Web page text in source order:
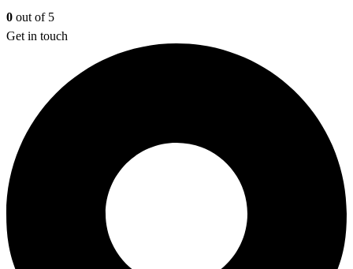
0 out of 5
Get in touch